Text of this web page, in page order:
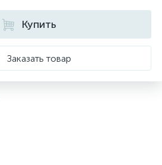
Купить
Заказать товар